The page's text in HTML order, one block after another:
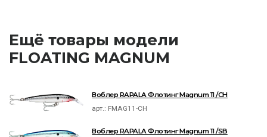
Ещё товары модели
FLOATING MAGNUM
Воблер RAPALA Флотинг Magnum 11 /CH
арт.: FMAG11-CH
Воблер RAPALA Флотинг Magnum 11 /SB